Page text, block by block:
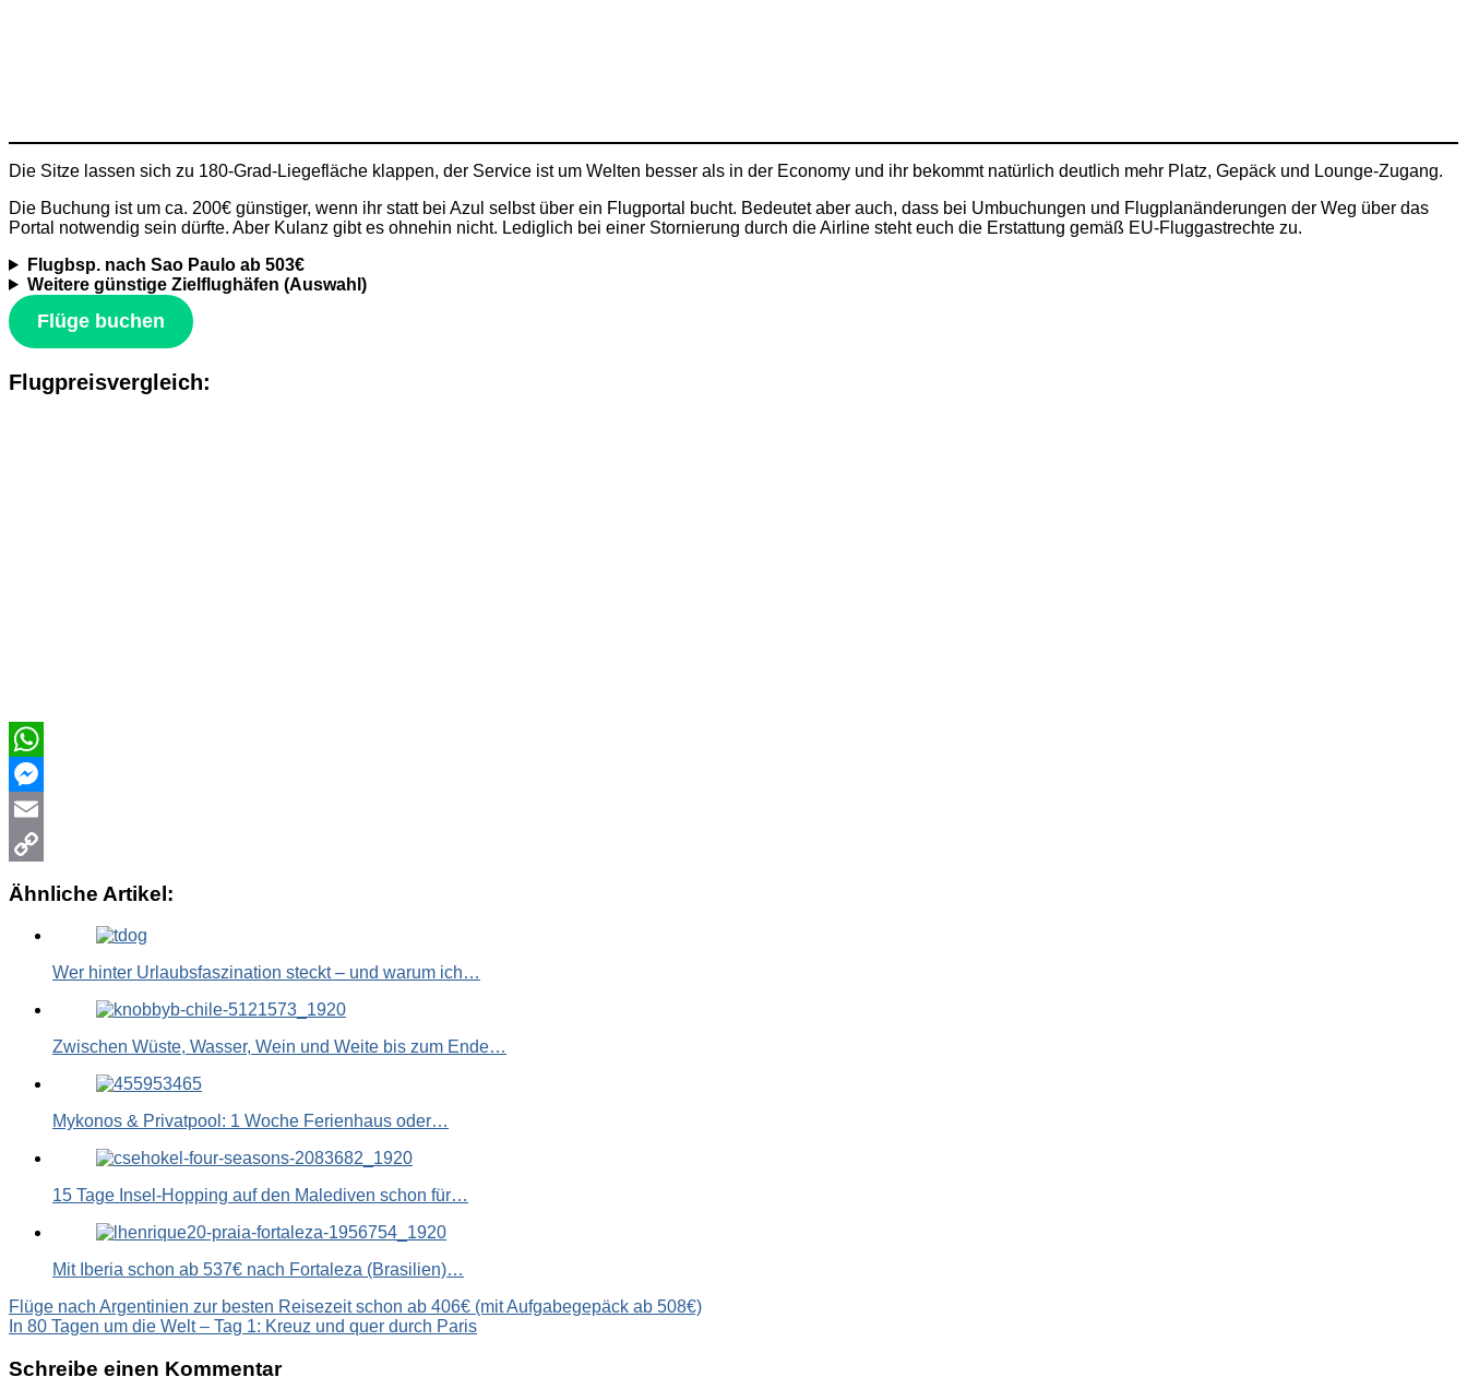
Die Sitze lassen sich zu 180-Grad-Liegefläche klappen, der Service ist um Welten besser als in der Economy und ihr bekommt natürlich deutlich mehr Platz, Gepäck und Lounge-Zugang.
Die Buchung ist um ca. 200€ günstiger, wenn ihr statt bei Azul selbst über ein Flugportal bucht. Bedeutet aber auch, dass bei Umbuchungen und Flugplanänderungen der Weg über das
Portal notwendig sein dürfte. Aber Kulanz gibt es ohnehin nicht. Lediglich bei einer Stornierung durch die Airline steht euch die Erstattung gemäß EU-Fluggastrechte zu.
Flugbsp. nach Sao Paulo ab 503€
Weitere günstige Zielflughäfen (Auswahl)
Flüge buchen
Flugpreisvergleich:
WhatsApp
Messenger
Email
Ähnliche Artikel:
Wer hinter Urlaubsfaszination steckt – und warum ich…
Zwischen Wüste, Wasser, Wein und Weite bis zum Ende…
Mykonos & Privatpool: 1 Woche Ferienhaus oder…
15 Tage Insel-Hopping auf den Malediven schon für…
Mit Iberia schon ab 537€ nach Fortaleza (Brasilien)…
Beitragsnavigation
Flüge nach Argentinien zur besten Reisezeit schon ab 406€ (mit Aufgabegepäck ab 508€)
In 80 Tagen um die Welt – Tag 1: Kreuz und quer durch Paris
Schreibe einen Kommentar